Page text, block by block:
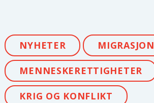
NYHETER MIGRASJON
MENNESKERETTIGHETER
KRIG OG KONFLIKT